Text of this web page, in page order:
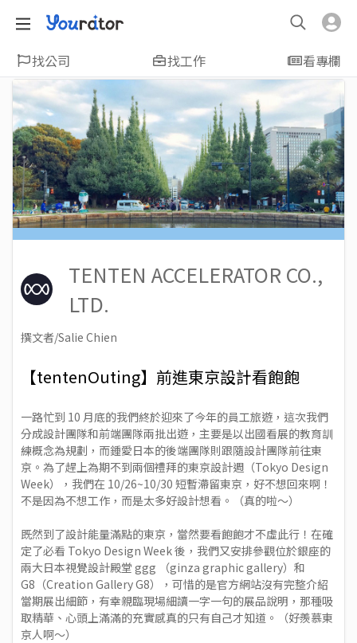
找公司 找工作 看專欄
TENTEN ACCELERATOR CO.,
LTD.
撰文者/Salie Chien
【tentenOuting】前進東京設計看飽飽
一路忙到 10 月底的我們終於迎來了今年的員工旅遊，這次我們
分成設計團隊和前端團隊兩批出遊，主要是以出國看展的教育訓
練概念為規劃，而鍾愛日本的後端團隊則跟隨設計團隊前往東
京。為了趕上為期不到兩個禮拜的東京設計週 （Tokyo Design
Week），我們在 10/26~10/30 短暫滯留東京，好不想回來啊！
不是因為不想工作，而是太多好設計想看。（真的啦～）
既然到了設計能量滿點的東京，當然要看飽飽才不虛此行！在確
定了必看 Tokyo Design Week 後，我們又安排參觀位於銀座的
兩大日本視覺設計殿堂 ggg （ginza graphic gallery）和
G8 （Creation Gallery G8），可惜的是官方網站沒有完整介紹
當期展出細節，有幸親臨現場細讀一字一句的展品說明，那種吸
取精華、心頭上滿滿的充實感真的只有自己才知道。（好羨慕東
京人啊～）